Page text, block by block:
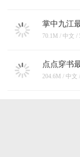
掌中九江
70.1M / 中文 /
点点穿书
204.6M / 中文